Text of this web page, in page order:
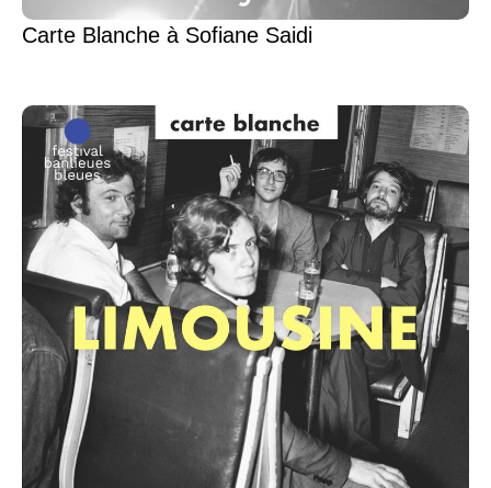
Carte Blanche à Sofiane Saidi